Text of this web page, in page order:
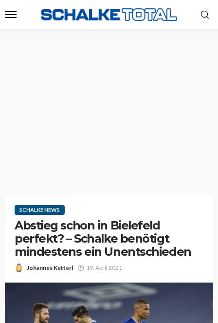
SCHALKE NEWS
Abstieg schon in Bielefeld
perfekt? – Schalke benötigt
mindestens ein Unentschieden
Johannes Ketterl 19. April 2021